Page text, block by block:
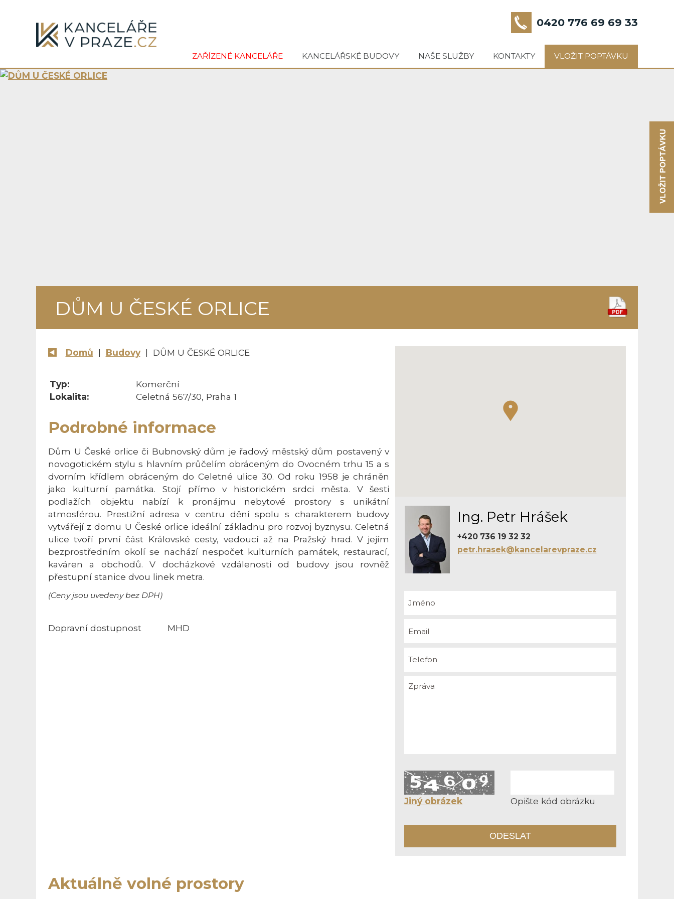
0420 776 69 69 33
ZAŘÍZENÉ KANCELÁŘE KANCELÁŘSKÉ BUDOVY NAŠE SLUŽBY KONTAKTY VLOŽIT POPTÁVKU
DŮM U ČESKÉ ORLICE
Domů | Budovy| DŮM U ČESKÉ ORLICE
Ing. Petr Hrášek
+420 736 19 32 32
petr.hrasek@kancelarevpraze.cz
Jiný obrázek Opište kód obrázku
Typ:
Komerční
Lokalita:
Celetná 567/30, Praha 1
Podrobné informace
Dům U České orlice či Bubnovský dům je řadový městský dům postavený v
novogotickém stylu s hlavním průčelím obráceným do Ovocném trhu 15 a s
dvorním křídlem obráceným do Celetné ulice 30. Od roku 1958 je chráněn
jako kulturní památka. Stojí přímo v historickém srdci města. V šesti
podlažích objektu nabízí k pronájmu nebytové prostory s unikátní
atmosférou. Prestižní adresa v centru dění spolu s charakterem budovy
vytvářejí z domu U České orlice ideální základnu pro rozvoj byznysu. Celetná
ulice tvoří první část Královské cesty, vedoucí až na Pražský hrad. V jejím
bezprostředním okolí se nachází nespočet kulturních památek, restaurací,
kaváren a obchodů. V docházkové vzdálenosti od budovy jsou rovněž
přestupní stanice dvou linek metra.
(Ceny jsou uvedeny bez DPH)
Dopravní dostupnost MHD
Aktuálně volné prostory